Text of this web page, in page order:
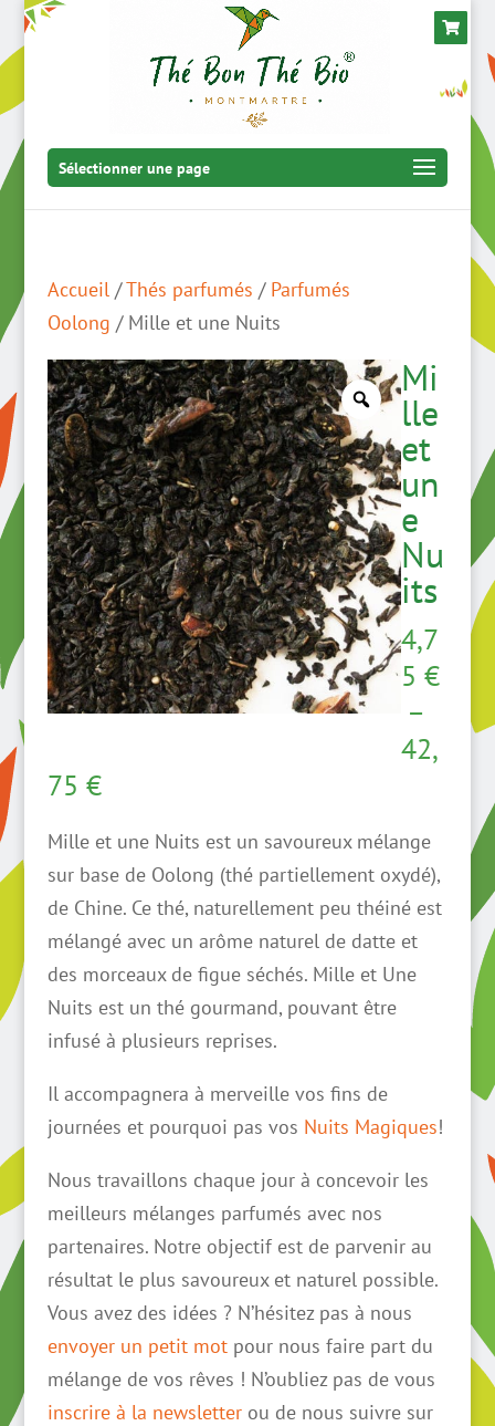
Sélectionner une page
Accueil/Thés parfumés / Parfumés
Oolong / Mille et une Nuits
Mi
lle
et
un
e
Nu
its
4,7
5 €
–
42,
75 €Plage
prix :
4,75 €
à
42,75 €
Mille et une Nuits est un savoureux mélange
sur base de Oolong (thé partiellement oxydé),
de Chine. Ce thé, naturellement peu théiné est
mélangé avec un arôme naturel de datte et
des morceaux de figue séchés. Mille et Une
Nuits est un thé gourmand, pouvant être
infusé à plusieurs reprises.
Il accompagnera à merveille vos fins de
journées et pourquoi pas vos Nuits Magiques!
Nous travaillons chaque jour à concevoir les
meilleurs mélanges parfumés avec nos
partenaires. Notre objectif est de parvenir au
résultat le plus savoureux et naturel possible.
Vous avez des idées ? N’hésitez pas à nous
envoyer un petit motpour nous faire part du
mélange de vos rêves ! N’oubliez pas de vous
inscrire à la newsletterou de nous suivre sur